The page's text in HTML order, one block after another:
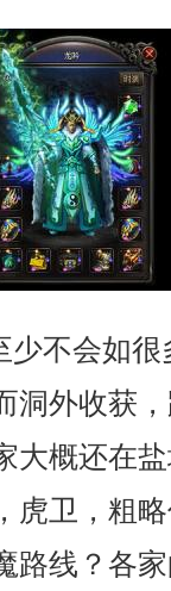
少不会如
洞外收获
大概还在
虎卫，粗
路线？各